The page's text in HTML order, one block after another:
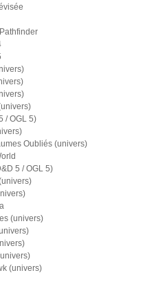
/ OGL 5)
Oubliés (univers)
5 / OGL 5)
(univers)
(univers)